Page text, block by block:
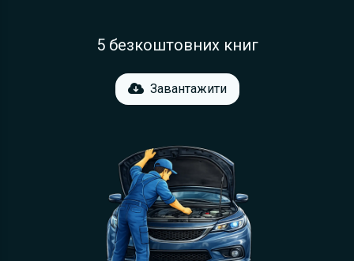
5 безкоштовних книг
Завантажити